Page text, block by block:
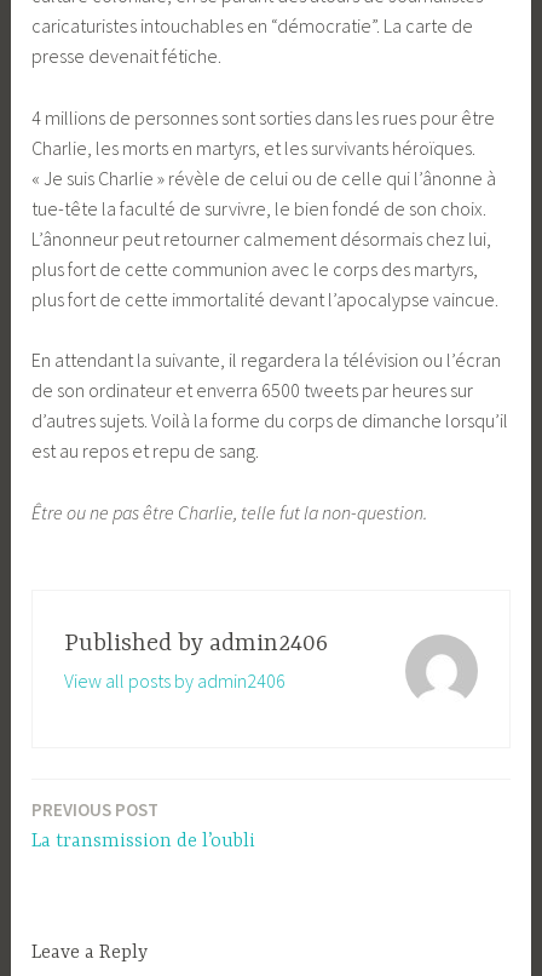
caricaturistes intouchables en “démocratie”. La carte de
presse devenait fétiche.
4 millions de personnes sont sorties dans les rues pour être
Charlie, les morts en martyrs, et les survivants héroïques.
« Je suis Charlie » révèle de celui ou de celle qui l’ânonne à
tue-tête la faculté de survivre, le bien fondé de son choix.
L’ânonneur peut retourner calmement désormais chez lui,
plus fort de cette communion avec le corps des martyrs,
plus fort de cette immortalité devant l’apocalypse vaincue.
En attendant la suivante, il regardera la télévision ou l’écran
de son ordinateur et enverra 6500 tweets par heures sur
d’autres sujets. Voilà la forme du corps de dimanche lorsqu’il
est au repos et repu de sang.
Être ou ne pas être Charlie, telle fut la non-question.
Published by admin2406
View all posts by admin2406
Post
PREVIOUS POST
La transmission de l’oubli
Leave a Reply